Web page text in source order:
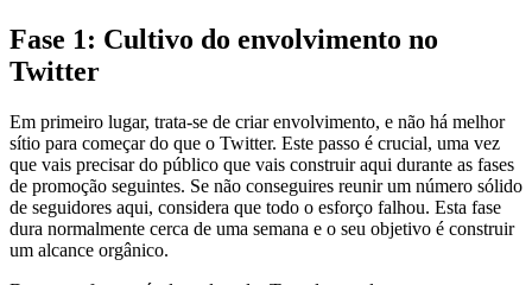
Fase 1: Cultivo do envolvimento no
Twitter
Em primeiro lugar, trata-se de criar envolvimento, e não há melhor
sítio para começar do que o Twitter. Este passo é crucial, uma vez
que vais precisar do público que vais construir aqui durante as fases
de promoção seguintes. Se não conseguires reunir um número sólido
de seguidores aqui, considera que todo o esforço falhou. Esta fase
dura normalmente cerca de uma semana e o seu objetivo é construir
um alcance orgânico.